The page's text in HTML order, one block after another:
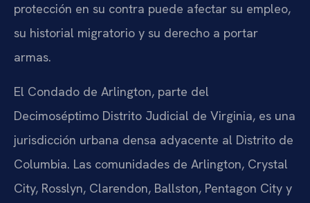
protección en su contra puede afectar su empleo,
su historial migratorio y su derecho a portar
armas.
El Condado de Arlington, parte del
Decimoséptimo Distrito Judicial de Virginia, es una
jurisdicción urbana densa adyacente al Distrito de
Columbia. Las comunidades de Arlington, Crystal
City, Rosslyn, Clarendon, Ballston, Pentagon City y